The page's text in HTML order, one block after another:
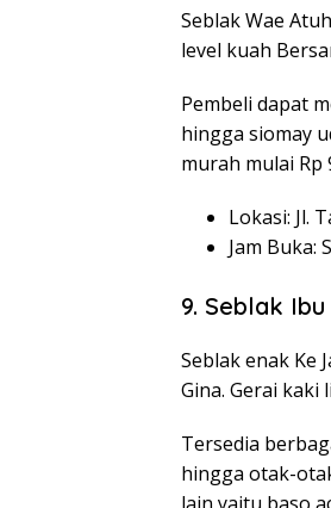
Seblak Wae
level kuah
Pembeli dapat
hingga siomay
murah mulai Rp
Lokasi: Jl.
Jam Buka:
9. Seblak Ibu
Seblak enak Ke
Gina. Gerai kaki
Tersedia
hingga otak-